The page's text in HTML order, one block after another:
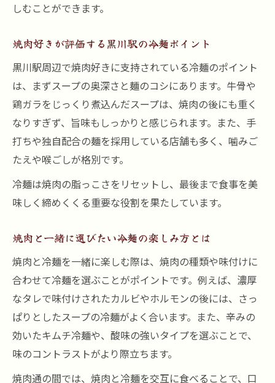
しむことができます。
焼肉好きが評価する黒川駅の冷麺ポイント
黒川駅周辺で焼肉好きに支持されている冷麺のポイント
は、まずスープの奥深さと麺のコシにあります。牛骨や
鶏ガラをじっくり煮込んだスープは、焼肉の後にも重く
なりすぎず、旨味もしっかりと感じられます。また、手
打ちや独自配合の麺を採用している店舗も多く、噛みご
たえや喉ごしが格別です。
冷麺は焼肉の脂っこさをリセットし、最後まで食事を美
味しく締めくくる重要な役割を果たしています。
焼肉と一緒に選びたい冷麺の楽しみ方とは
焼肉と冷麺を一緒に楽しむ際は、焼肉の種類や味付けに
合わせて冷麺を選ぶことがポイントです。例えば、濃厚
なタレで味付けされたカルビやホルモンの後には、さっ
ぱりとしたスープの冷麺がよく合います。また、辛みの
効いたキムチ冷麺や、酸味の強いタイプを選ぶことで、
味のコントラストがより際立ちます。
焼肉通の間では、焼肉と冷麺を交互に食べることで、口